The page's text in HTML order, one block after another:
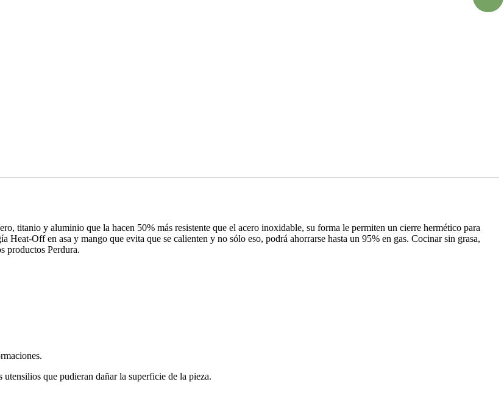
titanio y aluminio que la hacen 50% más resistente que el acero inoxidable, su forma le permiten un cierre hermético para
Off en asa y mango que evita que se calienten y no sólo eso, podrá ahorrarse hasta un 95% en gas. Cocinar sin grasa,
productos Perdura.
utensilios que pudieran dañar la superficie de la pieza.